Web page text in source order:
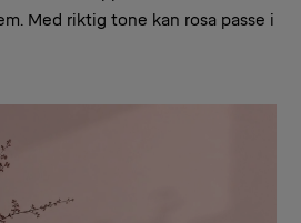
Med riktig tone kan rosa passe i